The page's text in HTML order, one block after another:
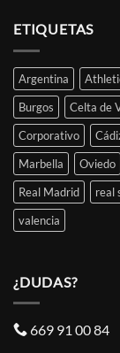
ETIQUETAS
Argentina
Burgos
Celta de
Corporativo
Marbella
Oviedo
Real Madrid
real
valencia
¿DUDAS?
669 91 00 84